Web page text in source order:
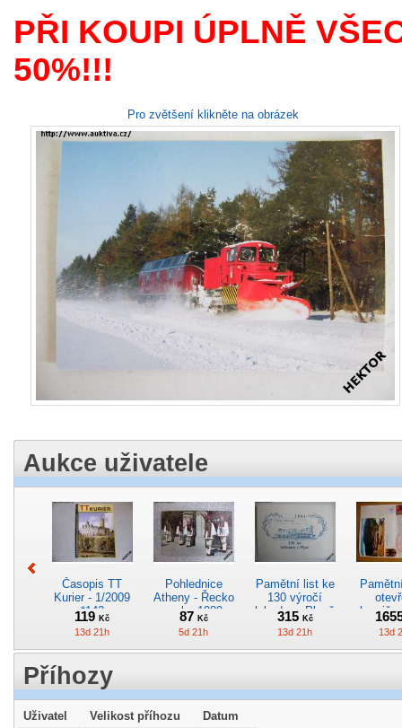
PŘI KOUPI ÚPLNĚ
50%!!!
Pro zvětšení klikněte na obrázek
Aukce uživatele
Časopis TT
Kurier - 1/2009
*142
119Kč
13d 21h
Pohlednice
Atheny - Řecko
z roku 1989.
Nová nepoužitá
*5019
87 Kč
5d 21h
Pamětní list ke
130 výročí
lokodepa Plzeň
*2963
315 Kč
13d 21h 13d
Příhozy
Uživatel Velikost příhozu Datum